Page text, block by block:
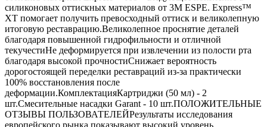
силиконовых оттискных материалов от 3M ESPE. Express™
XT помогает получить превосходный оттиск и великолепную
итоговую реставрацию.Великолепное проснятие деталей
благодаря повышенной гидрофильноcти и отличной
текучестиНе деформируется при извлечении из полости рта
благодаря высокой прочностиСнижает вероятность
дорогостоящей переделки реставраций из-за практически
100% восстановления после
деформации.КомплектацияКартриджи (50 мл) - 2
шт.Смесительные насадки Garant - 10 шт.ПОЛОЖИТЕЛЬНЫЕ
ОТЗЫВЫ ПОЛЬЗОВАТЕЛЕЙРезультаты исследования